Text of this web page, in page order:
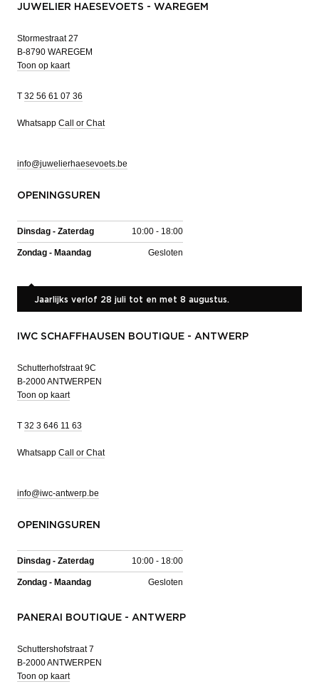
JUWELIER HAESEVOETS - WAREGEM
Stormestraat 27
B-8790 WAREGEM
Toon op kaart
T 32 56 61 07 36
Whatsapp Call or Chat
info@juwelierhaesevoets.be
OPENINGSUREN
Dinsdag - Zaterdag 10:00 - 18:00
Zondag - Maandag Gesloten
Jaarlijks verlof 28 juli tot en met 8 augustus.
IWC SCHAFFHAUSEN BOUTIQUE - ANTWERP
Schutterhofstraat 9C
B-2000 ANTWERPEN
Toon op kaart
T 32 3 646 11 63
Whatsapp Call or Chat
info@iwc-antwerp.be
OPENINGSUREN
Dinsdag - Zaterdag 10:00 - 18:00
Zondag - Maandag Gesloten
PANERAI BOUTIQUE - ANTWERP
Schuttershofstraat 7
B-2000 ANTWERPEN
Toon op kaart